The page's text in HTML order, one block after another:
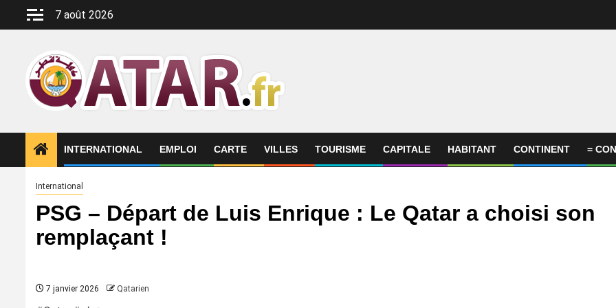
7 août 2026
INTERNATIONAL EMPLOI CARTE VILLES TOURISME CAPITALE HABITANT CONTINENT =
International
PSG – Départ de Luis Enrique : Le Qatar a choisi son
remplaçant !
7 janvier 2026 Qatarien